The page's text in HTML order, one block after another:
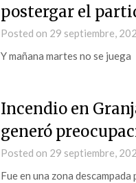
postergar el
Posted on 29 septiembre,
Y mañana martes no se juega
Incendio en
generó
Posted on 29 septiembre,
Fue en una zona